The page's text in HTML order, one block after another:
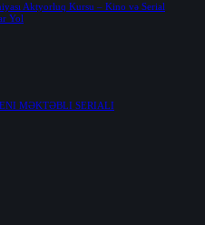
Aktyorluq Kursu – Kino və Serial
Yol
MƏKTƏBLİ SERİALI